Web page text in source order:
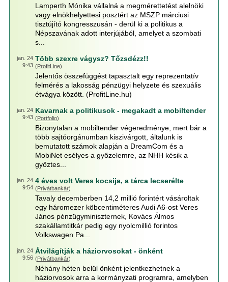
Lamperth Mónika vállalná a megmérettetést alelnöki
vagy elnökhelyettesi posztért az MSZP márciusi
tisztújító kongresszusán - derül ki a politikus a
Népszavának adott interjújából, amelyet a szombati
s...
jan. 24
9:43
Több szexre vágysz? Tőzsdézz!!
(ProfitLine)
Jelentős összefüggést tapasztalt egy reprezentatív
felmérés a lakosság pénzügyi helyzete és szexuális
étvágya között. (ProfitLine.hu)
jan. 24
9:43
Kavarnak a politikusok - megakadt a mobiltender
(Portfolio)
Bizonytalan a mobiltender végeredménye, mert bár a
több sajtóorgánumban kiszivárgott, általunk is
bemutatott számok alapján a DreamCom és a
MobiNet esélyes a győzelemre, az NHH késik a
győztes...
jan. 24
9:54
4 éves volt Veres kocsija, a tárca lecserélte
(Privátbankár)
Tavaly decemberben 14,2 millió forintért vásároltak
egy háromezer köbcentiméteres Audi A6-ost Veres
János pénzügyminiszternek, Kovács Álmos
szakállamtitkár pedig egy nyolcmillió forintos
Volkswagen Pa...
jan. 24
9:56
Átvilágítják a háziorvosokat - önként
(Privátbankár)
Néhány héten belül önként jelentkezhetnek a
háziorvosok arra a kormányzati programra, amelyben